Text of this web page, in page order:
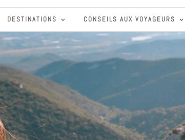
DESTINATIONS CONSEILS AUX VOYAGEURS